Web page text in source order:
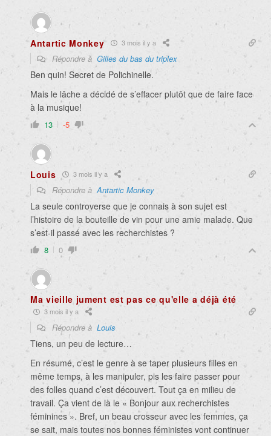
Antartic Monkey 3 mois il y a
Répondre à Gilles du bas du triplex
Ben quin! Secret de Polichinelle.
Mais le lâche a décidé de s’effacer plutôt que de faire face
à la musique!
13 -5
Louis 3 mois il y a
Répondre à Antartic Monkey
La seule controverse que je connais à son sujet est
l’histoire de la bouteille de vin pour une amie malade. Que
s’est-il passé avec les recherchistes ?
8 0
Ma vieille jument est pas ce qu'elle a déjà été
3 mois il y a
Répondre à Louis
Tiens, un peu de lecture…
En résumé, c’est le genre à se taper plusieurs filles en
même temps, à les manipuler, pis les faire passer pour
des folles quand c’est découvert. Tout ça en milieu de
travail. Ça vient de là le « Bonjour aux recherchistes
féminines ». Bref, un beau crosseur avec les femmes, ça
se sait, mais toutes nos bonnes féministes vont continuer